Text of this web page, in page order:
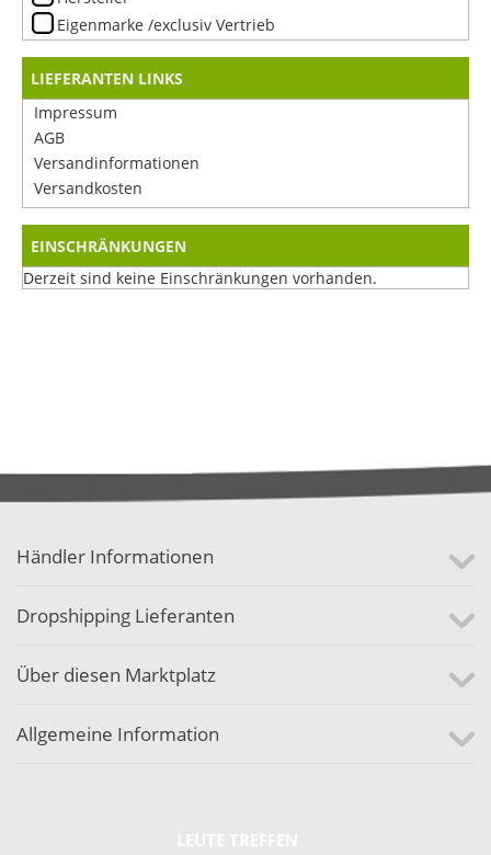
Eigenmarke /exclusiv Vertrieb
LIEFERANTEN LINKS
Impressum
AGB
Versandinformationen
Versandkosten
EINSCHRÄNKUNGEN
Derzeit sind keine Einschränkungen vorhanden.
Händler Informationen
Dropshipping Lieferanten
Über diesen Marktplatz
Allgemeine Information